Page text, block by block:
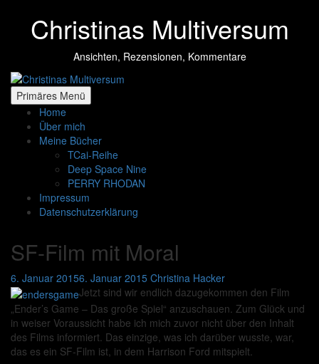
springenChristinas Multiversum
Ansichten, Rezensionen, Kommentare
Primäres Menü
Home
Über mich
Meine Bücher
TCai-Reihe
Deep Space Nine
PERRY RHODAN
Impressum
Datenschutzerklärung
SF-Film mit Moral
6. Januar 20156. Januar 2015 Christina Hacker
Jetzt sind wir endlich dazugekommen den Film
„Ender’s Game – Das große Spiel“ anzuschauen. Zum Glück und
in weiser Voraussicht habe ich mich zuvor nicht über den Inhalt
des Films informiert. Das einzige, was ich darüber wusste, war,
das es ein SF-Film ist, in dem Harrison Ford mitspielt.